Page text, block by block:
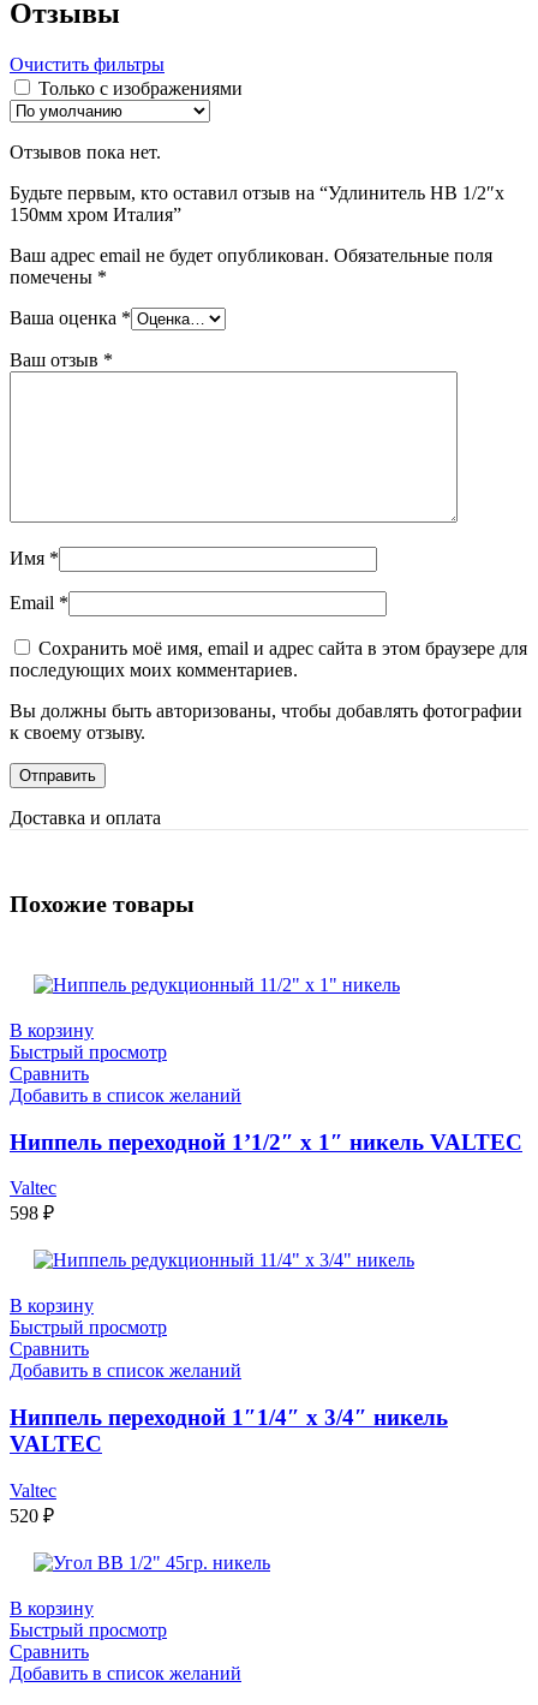
Отзывы
Очистить фильтры
Только с изображениями
Отзывов пока нет.
Будьте первым, кто оставил отзыв на “Удлинитель НВ 1/2″х
150мм хром Италия”
Ваш адрес email не будет опубликован. Обязательные поля
помечены *
Ваша оценка *
Ваш отзыв *
Имя *
Email *
Сохранить моё имя, email и адрес сайта в этом браузере для
последующих моих комментариев.
Вы должны быть авторизованы, чтобы добавлять фотографии
к своему отзыву.
Доставка и оплата
Похожие товары
В корзину
Быстрый просмотр
Сравнить
Добавить в список желаний
Ниппель переходной 1’1/2″ х 1″ никель VALTEC
Valtec
598 ₽
В корзину
Быстрый просмотр
Сравнить
Добавить в список желаний
Ниппель переходной 1″1/4″ x 3/4″ никель
VALTEC
Valtec
520 ₽
В корзину
Быстрый просмотр
Сравнить
Добавить в список желаний